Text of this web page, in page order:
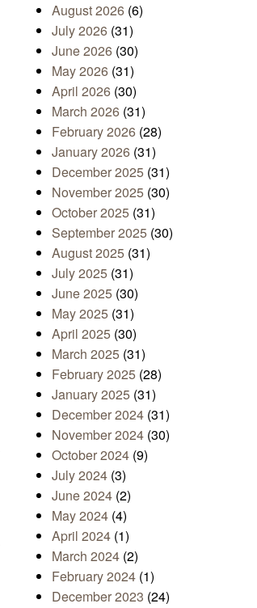
August 2026 (6)
July 2026 (31)
June 2026 (30)
May 2026 (31)
April 2026 (30)
March 2026 (31)
February 2026 (28)
January 2026 (31)
December 2025 (31)
November 2025 (30)
October 2025 (31)
September 2025 (30)
August 2025 (31)
July 2025 (31)
June 2025 (30)
May 2025 (31)
April 2025 (30)
March 2025 (31)
February 2025 (28)
January 2025 (31)
December 2024 (31)
November 2024 (30)
October 2024 (9)
July 2024 (3)
June 2024 (2)
May 2024 (4)
April 2024 (1)
March 2024 (2)
February 2024 (1)
December 2023 (24)